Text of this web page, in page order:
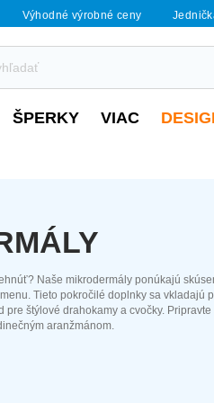
Výhodné výrobné ceny
ŠPERKY VIAC
Naše mikrodermály ponúkajú
Tieto pokročilé doplnky sa vkladajú
pre štýlové drahokamy a cvočky. Pripravte
aranžmánom.